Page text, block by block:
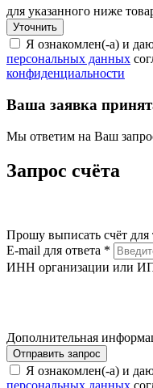
для указанного ниже
Я ознакомлен(-а) и
персональных данных
конфиденциальности
Ваша заявка
Мы ответим на Ваш
Запрос счёта
Прошу выписать счёт для
E-mail для ответа *
ИНН организации или
Дополнительная
Я ознакомлен(-а) и
персональных данных